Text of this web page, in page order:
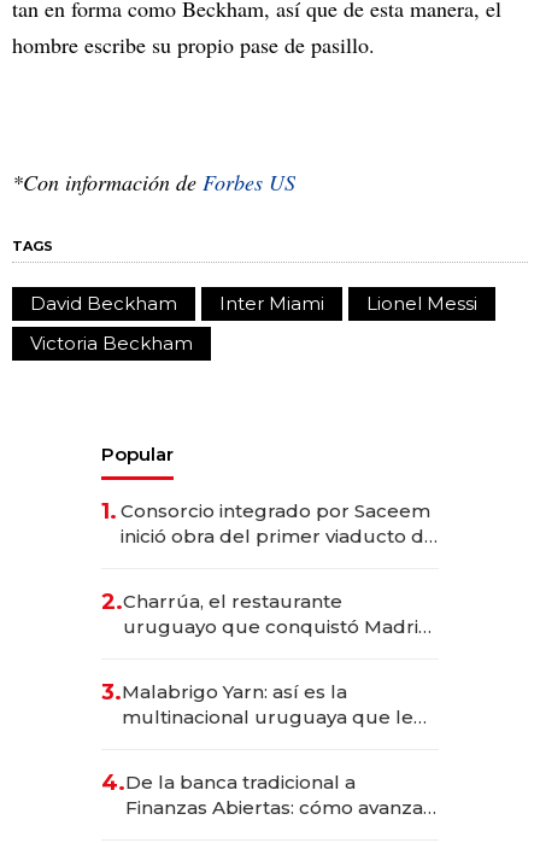
tan en forma como Beckham, así que de esta manera, el
hombre escribe su propio pase de pasillo.
*Con información de Forbes US
TAGS
David Beckham Inter Miami
Lionel Messi
Victoria Beckham
Popular
1. Consorcio integrado por Saceem
inició obra del primer viaducto de
millones
2.Charrúa, el restaurante
uruguayo que conquistó Madrid:
anticipación y prepara apertura
3.Malabrigo Yarn: así es la
multinacional uruguaya que le
4.De la banca tradicional a
Finanzas Abiertas: cómo avanza